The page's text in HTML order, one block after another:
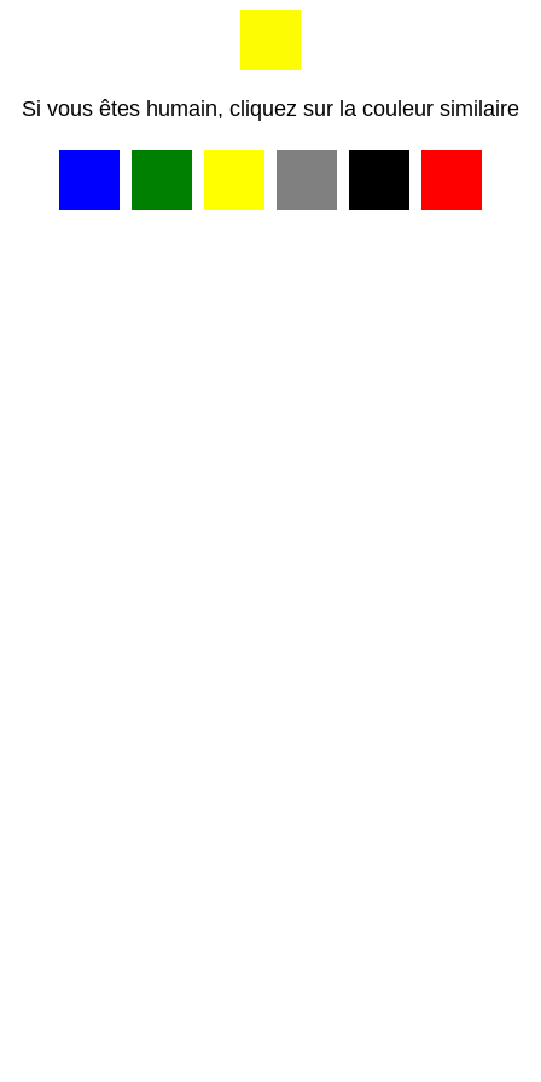
Si vous êtes humain, cliquez sur la couleur similaire